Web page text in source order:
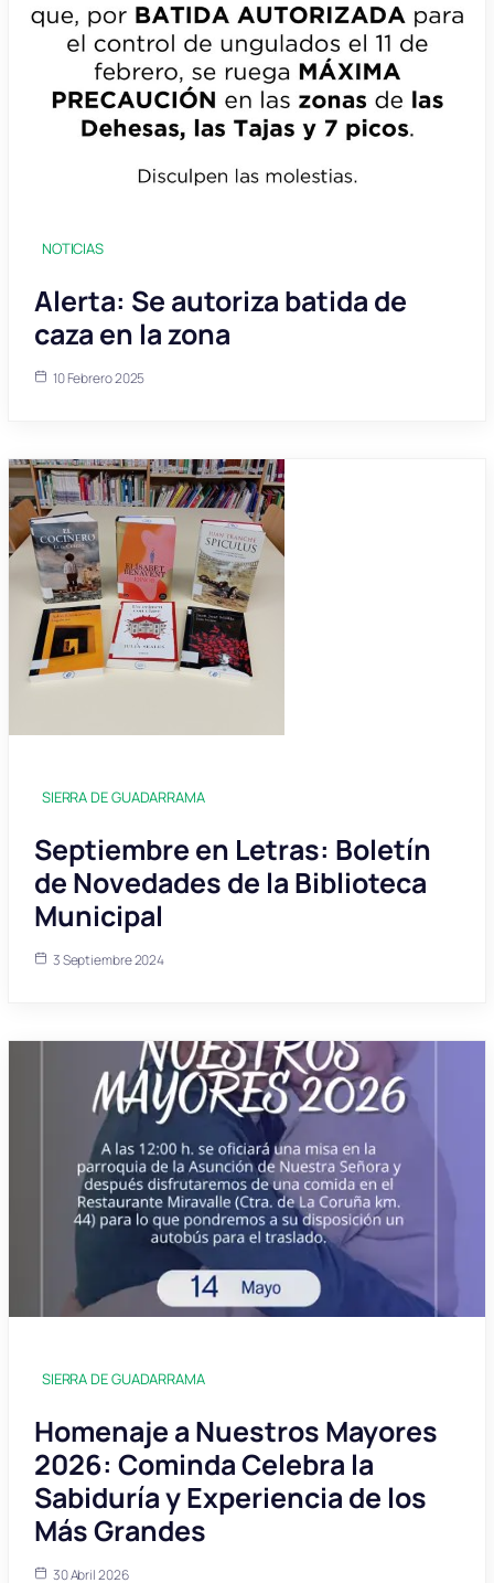
NOTICIAS
Alerta: Se autoriza batida de
caza en la zona
10 Febrero 2025
SIERRA DE GUADARRAMA
Septiembre en Letras: Boletín
de Novedades de la Biblioteca
Municipal
3 Septiembre 2024
SIERRA DE GUADARRAMA
Homenaje a Nuestros Mayores
2026: Cominda Celebra la
Sabiduría y Experiencia de los
Más Grandes
30 Abril 2026